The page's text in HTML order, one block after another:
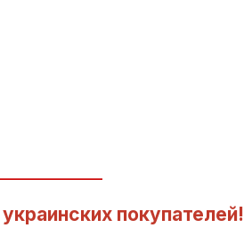
покупателей!